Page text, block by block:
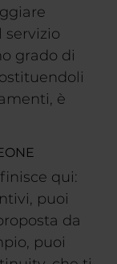
servizio
grado di
è
qui:
puoi
da
puoi